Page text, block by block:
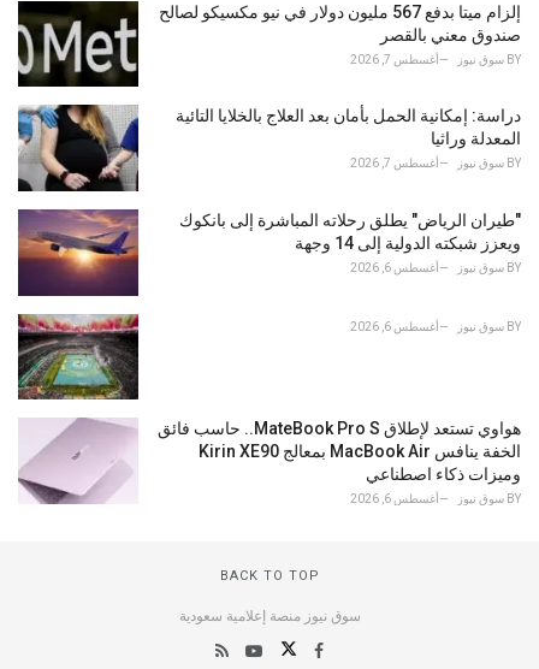
:
إلزام ميتا بدفع 567 مليون دولار في نيو مكسيكو لصالح
صندوق معني بالقصر
BY سوق نيوز أغسطس 7, 2026
دراسة: إمكانية الحمل بأمان بعد العلاج بالخلايا التائية
المعدلة وراثيا
BY سوق نيوز أغسطس 7, 2026
"طيران الرياض" يطلق رحلاته المباشرة إلى بانكوك
ويعزز شبكته الدولية إلى 14 وجهة
BY سوق نيوز أغسطس 6, 2026
BY سوق نيوز أغسطس 6, 2026
هواوي تستعد لإطلاق MateBook Pro S.. حاسب فائق
الخفة ينافس MacBook Air بمعالج Kirin XE90
وميزات ذكاء اصطناعي
BY سوق نيوز أغسطس 6, 2026
BACK TO TOP
سوق نيوز منصة إعلامية سعودية